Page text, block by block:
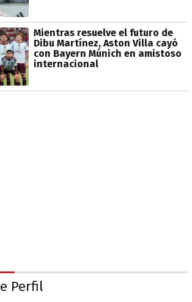
Mientras resuelve el futuro de
Dibu Martínez, Aston Villa cayó
con Bayern Múnich en amistoso
internacional
Perfil